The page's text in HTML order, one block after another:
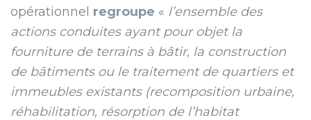
opérationnel regroupe « l’ensemble des
actions conduites ayant pour objet la
fourniture de terrains à bâtir, la construction
de bâtiments ou le traitement de quartiers et
immeubles existants (recomposition urbaine,
réhabilitation, résorption de l’habitat